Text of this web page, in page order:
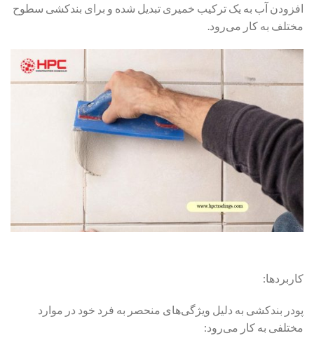
افزودن آب به یک ترکیب خمیری تبدیل شده و برای بندکشی سطوح
مختلف به کار می‌رود.
کاربردها:
پودر بندکشی به دلیل ویژگی‌های منحصر به فرد خود در موارد
مختلفی به کار می‌رود: